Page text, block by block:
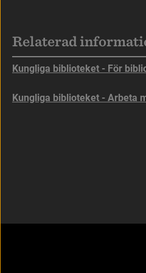
Relaterad
Kungliga biblioteket - För
Kungliga biblioteket - Arbeta